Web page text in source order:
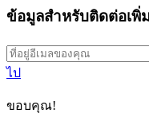
ข้อมูลสำหรับติดต่อเพิ่
ไป
ขอบคุณ!